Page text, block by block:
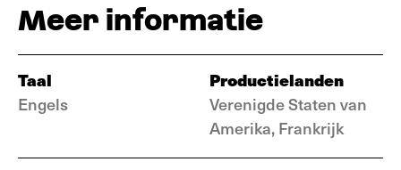
Meer informatie
Taal
Engels
Productielanden
Verenigde Staten van
Amerika, Frankrijk